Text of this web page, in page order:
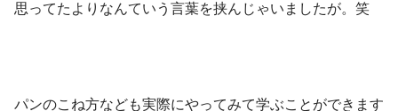
思ってたよりなんていう言葉を挟んじゃいましたが。笑
パンのこね方なども実際にやってみて学ぶことができます